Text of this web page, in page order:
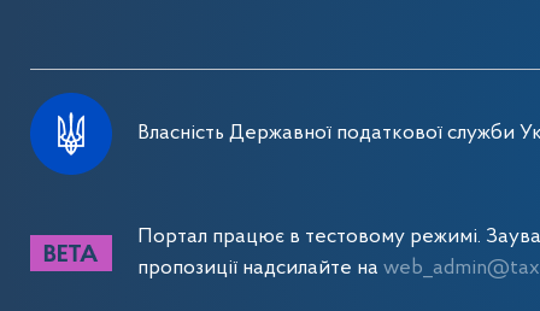
Власність Державної податкової служби
Портал працює в тестовому режимі.
пропозиції надсилайте на